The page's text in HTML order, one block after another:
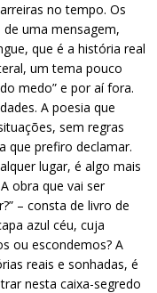
no tempo. Os
uma mensagem,
que é a história real
um tema pouco
medo” e por aí fora.
A poesia que
sem regras
que prefiro declamar.
lugar, é algo mais
obra que vai ser
– consta de livro de
azul céu, cuja
ou escondemos? A
reais e sonhadas, é
nesta caixa-segredo